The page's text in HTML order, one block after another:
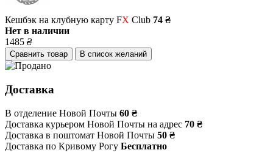
Кешбэк на клубную карту FX Club 74 ₴
Нет в наличии
1485 ₴
Сравнить товар В список желаний
Доставка
В отделение Новой Почты 60 ₴
Доставка курьером Новой Почты на адрес 70 ₴
Доставка в поштомат Новой Почты 50 ₴
Доставка по Кривому Рогу Бесплатно